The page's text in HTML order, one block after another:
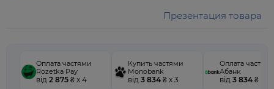
Презентация товара
Оплата частями
Rozetka Pay
від 2 875 ₴ x 4
Купить частями
Monobank
від 3 834 ₴ x 3
Оплата
Абанк
від 3 834 ₴ x 3